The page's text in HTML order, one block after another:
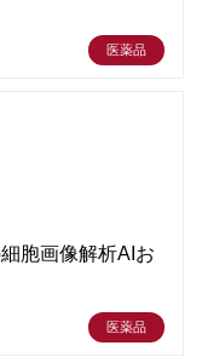
医薬品
胞画像解析AIお
医薬品